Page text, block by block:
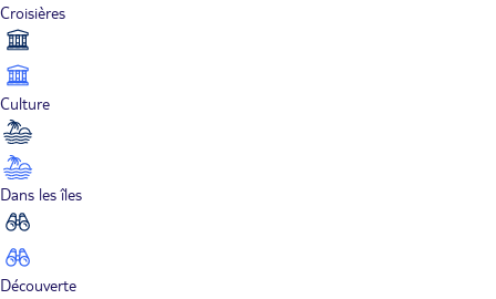
Croisières
Culture
Dans les îles
Découverte